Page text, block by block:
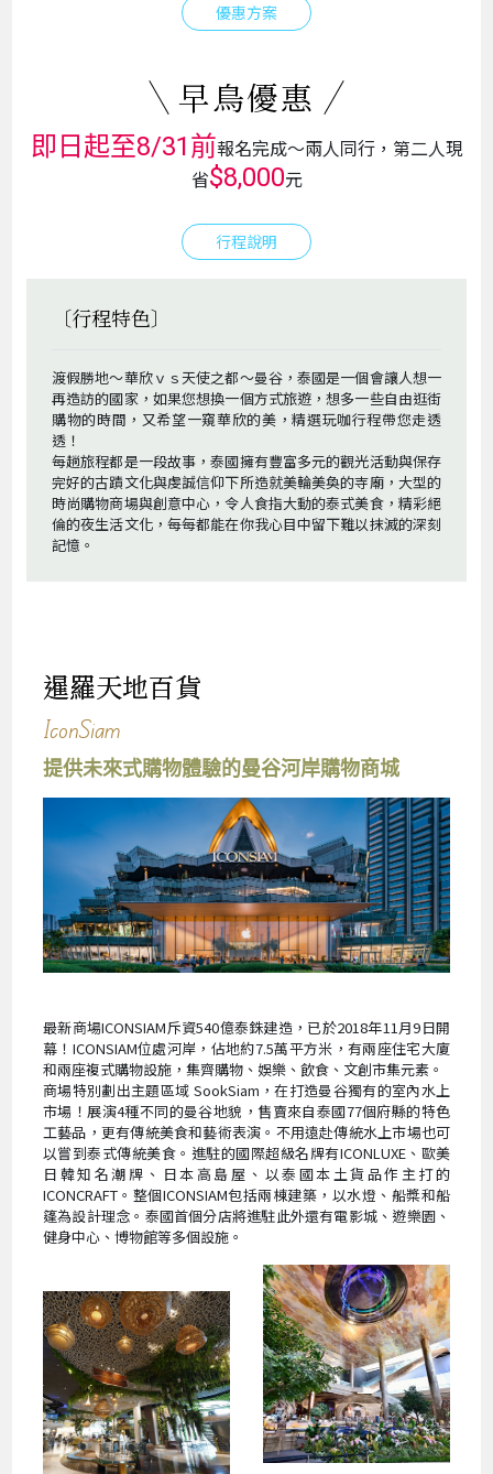
優惠方案
早鳥優惠
即日起至8/31前報名完成～兩人同行，第二人現
省$8,000元
行程說明
〔行程特色〕
渡假勝地～華欣ｖｓ天使之都～曼谷，泰國是一個會讓人想一
再造訪的國家，如果您想換一個方式旅遊，想多一些自由逛街
購物的時間，又希望一窺華欣的美，精選玩咖行程帶您走透
透！
每趟旅程都是一段故事，泰國擁有豐富多元的觀光活動與保存
完好的古蹟文化與虔誠信仰下所造就美輪美奐的寺廟，大型的
時尚購物商場與創意中心，令人食指大動的泰式美食，精彩絕
倫的夜生活文化，每每都能在你我心目中留下難以抹滅的深刻
記憶。
暹羅天地百貨
IconSiam
提供未來式購物體驗的曼谷河岸購物商城
最新商場ICONSIAM斥資540億泰銖建造，已於2018年11月9日開
幕！ICONSIAM位處河岸，佔地約7.5萬平方米，有兩座住宅大廈
和兩座複式購物設施，集齊購物、娛樂、飲食、文創市集元素。
商場特別劃出主題區域 SookSiam，在打造曼谷獨有的室內水上
市場！展演4種不同的曼谷地貌，售賣來自泰國77個府縣的特色
工藝品，更有傳統美食和藝術表演。不用遠赴傳統水上市場也可
以嘗到泰式傳統美食。進駐的國際超級名牌有ICONLUXE、歐美
日韓知名潮牌、日本高島屋、以泰國本土貨品作主打的
ICONCRAFT。整個ICONSIAM包括兩棟建築，以水燈、船槳和船
篷為設計理念。泰國首個分店將進駐此外還有電影城、遊樂園、
健身中心、博物館等多個設施。